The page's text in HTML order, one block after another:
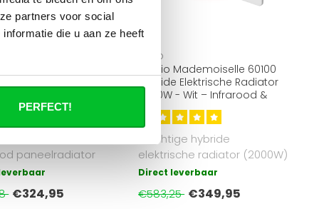
partners voor social
die u aan ze heeft
PERFECT!
op de
paneelradiator
cm kleur Zwart. 700W,
€324,95
OPPIO
Oppio Mademoiselle 60100
Hybride Elektrische Radiator
2000W - Wit – Infrarood &
Convectie
Krachtige hybride
elektrische radiator (2000W)
met infrarood- en
convectiewarmte..
Direct leverbaar
€583,25 €349,95